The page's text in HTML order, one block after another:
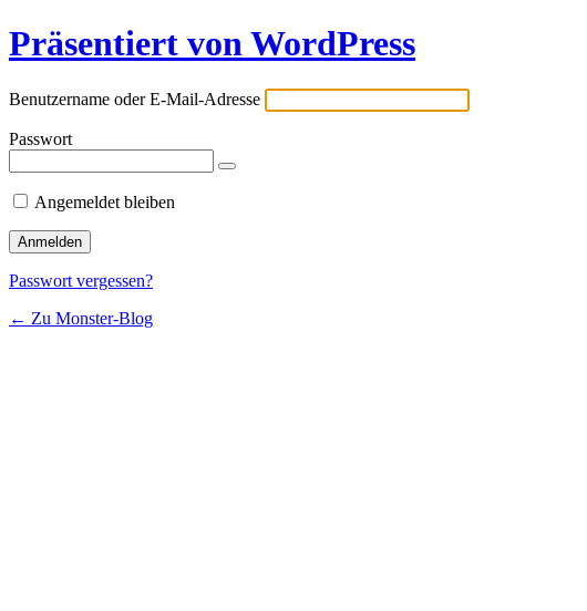
Präsentiert von WordPress
Benutzername oder E-Mail-Adresse
Passwort
Angemeldet bleiben
Passwort vergessen?
← Zu Monster-Blog